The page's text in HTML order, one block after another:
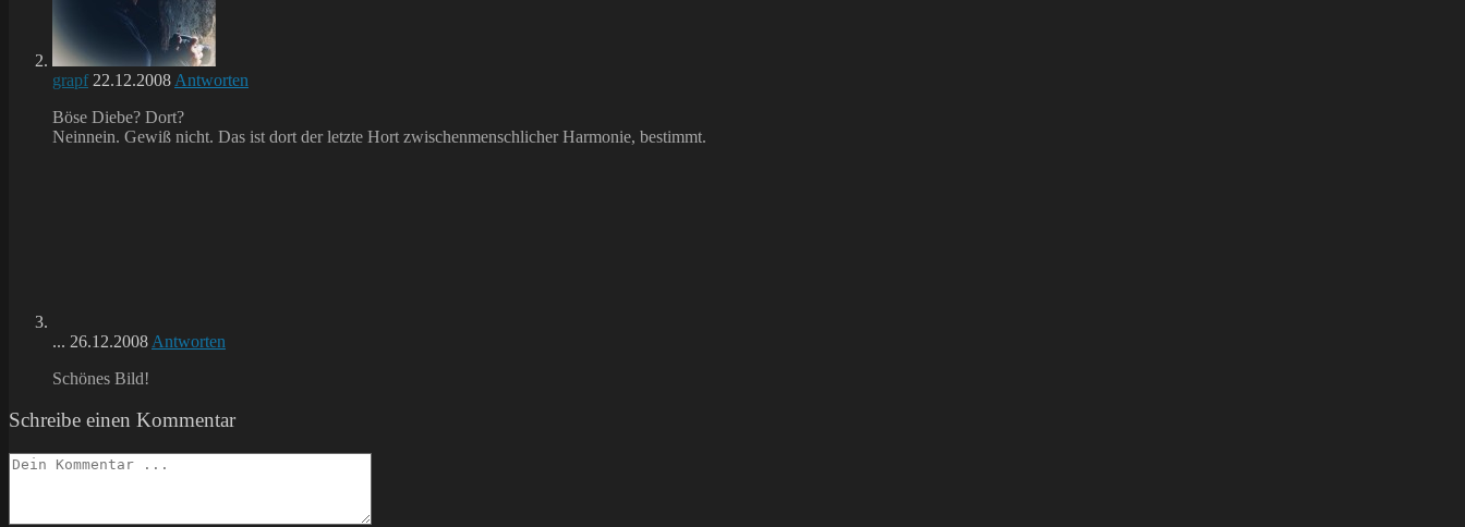
grapf 22.12.2008 Antworten
Böse Diebe? Dort?
Neinnein. Gewiß nicht. Das ist dort der letzte Hort zwischenmenschlicher Harmonie, bestimmt.
... 26.12.2008 Antworten
Schönes Bild!
Schreibe einen Kommentar
Kommentieren